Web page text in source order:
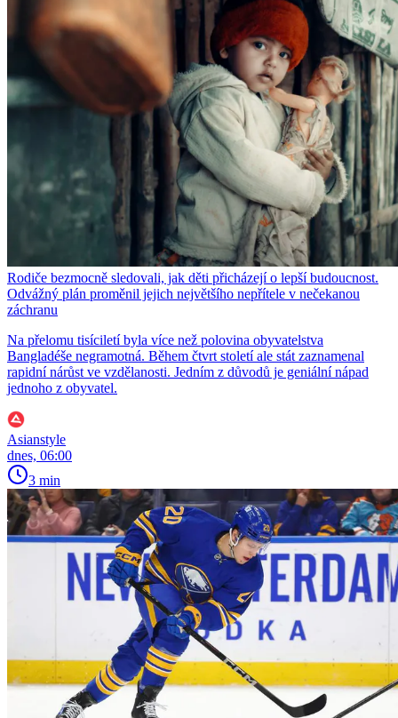
Rodiče bezmocně sledovali, jak děti přicházejí o lepší budoucnost.
Odvážný plán proměnil jejich největšího nepřítele v nečekanou
záchranu
Na přelomu tisíciletí byla více než polovina obyvatelstva
Bangladéše negramotná. Během čtvrt století ale stát zaznamenal
rapidní nárůst ve vzdělanosti. Jedním z důvodů je geniální nápad
jednoho z obyvatel.
Asianstyle
dnes, 06:00
3 min